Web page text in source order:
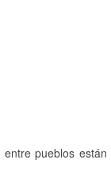
entre pueblos están